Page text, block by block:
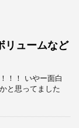
リュームなど
！！ いやー面白
と思ってました